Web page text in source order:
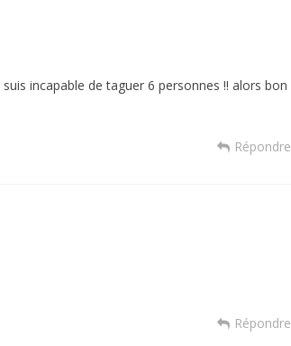
incapable de taguer 6 personnes !! alors bon
Répondre
Répondre